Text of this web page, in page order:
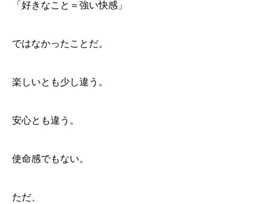
「好きなこと＝強い快感」
ではなかったことだ。
楽しいとも少し違う。
安心とも違う。
使命感でもない。
ただ、